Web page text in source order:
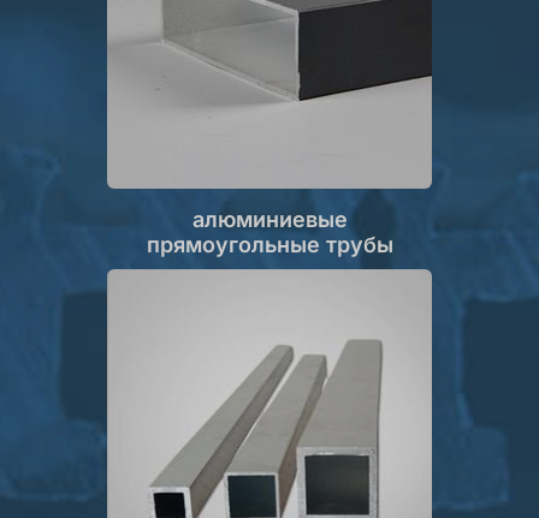
алюминиевые
прямоугольные трубы